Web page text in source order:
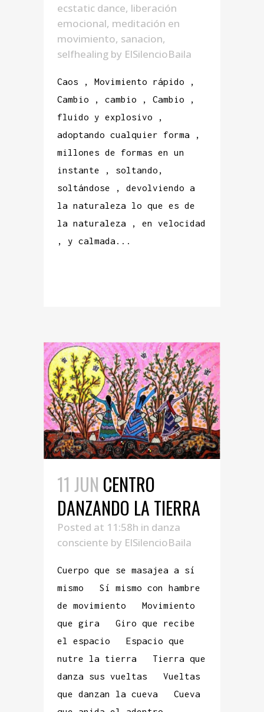
ecstatic dance, liberación
emocional, meditación en
movimiento, sanacion,
selfhealing by ElSilencioBaila
Caos , Movimiento rápido ,
Cambio , cambio , Cambio ,
fluido y explosivo ,
adoptando cualquier forma ,
millones de formas en un
instante , soltando,
soltándose , devolviendo a
la naturaleza lo que es de
la naturaleza , en velocidad
, y calmada...
11 JUN CENTRO
DANZANDO LA TIERRA
Posted at 11:58h in danza
consciente by ElSilencioBaila
Cuerpo que se masajea a sí
mismo Sí mismo con hambre
de movimiento Movimiento
que gira Giro que recibe
el espacio Espacio que
nutre la tierra Tierra que
danza sus vueltas Vueltas
que danzan la cueva Cueva